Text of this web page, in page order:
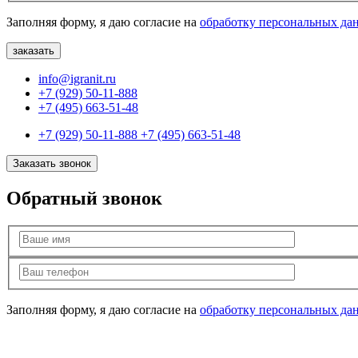
Заполняя форму, я даю согласие на обработку персональных
info@igranit.ru
+7 (929) 50-11-888
+7 (495) 663-51-48
+7 (929) 50-11-888 +7 (495) 663-51-48
Заказать звонок
Обратный звонок
Заполняя форму, я даю согласие на обработку персональных